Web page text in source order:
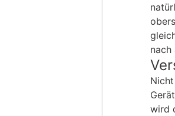
nach
wird